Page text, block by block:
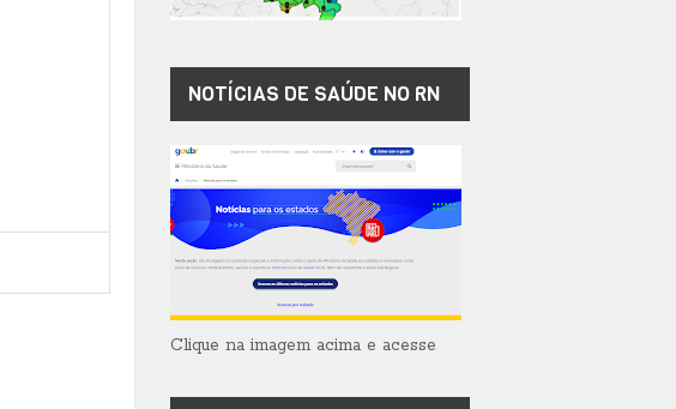
NOTÍCIAS DE SAÚDE NO RN
Clique na imagem acima e acesse